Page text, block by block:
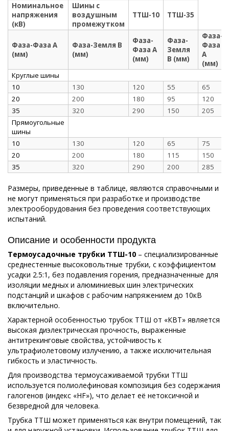
Номинальное
напряжения
(кВ)
Шины с
воздушным
промежутком
ТТШ-10 ТТШ-35
Фаза-Фаза А
(мм)
Фаза-Земля В
(мм)
Фаза-
Фаза А
(мм)
Фаза-
Земля
В (мм)
Фаза-
Фаза
А
(мм)
Круглые шины
10
130 120 55
65
20
200 180 95
120
35
320 290 150
205
Прямоугольные
шины
10
130 120 65
75
20
200 180 115
150
35
320 290 200 285
Размеры, приведенные в таблице, являются справочными и
не могут применяться при разработке и производстве
электрооборудования без проведения соответствующих
испытаний.
Описание и особенности продукта
Термоусадочные трубки ТТШ-10 – специализированные
среднестенные высоковольтные трубки, с коэффициентом
усадки 2.5:1, без подавления горения, предназначенные для
изоляции медных и алюминиевых шин электрических
подстанций и шкафов с рабочим напряжением до 10кВ
включительно.
Характерной особенностью трубок ТТШ от «КВТ» является
высокая диэлектрическая прочность, выраженные
антитрекинговые свойства, устойчивость к
ультрафиолетовому излучению, а также исключительная
гибкость и эластичность.
Для производства термоусаживаемой трубки ТТШ
используется полиолефиновая композиция без содержания
галогенов (индекс «HF»), что делает её нетоксичной и
безвредной для человека.
Трубка ТТШ может применяться как внутри помещений, так